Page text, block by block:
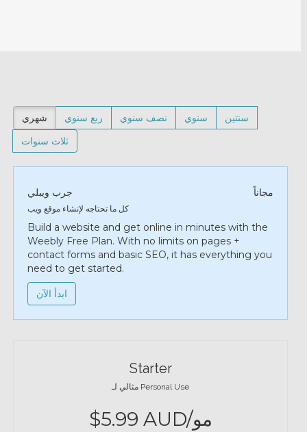
شهري ربع سنوي نصف سنوي سنوي
سنتين
ثلاث سنوات
مجاناً جرب ويبلي
كل ما تحتاجه لإنشاء موقع ويب
Build a website and get online in minutes with the
Weebly Free Plan. With no limits on pages +
contact forms and basic SEO, it has everything you
need to get started.
ابدأ الآن
Starter
مثالي لـ Personal Use
$5.99 AUD/مو